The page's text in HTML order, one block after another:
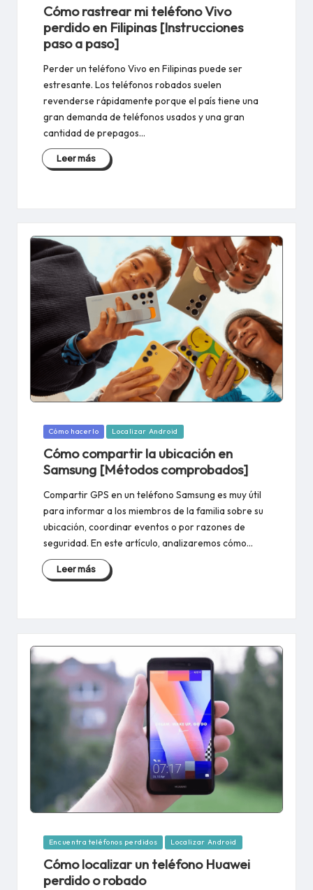
Cómo rastrear mi teléfono Vivo
perdido en Filipinas [Instrucciones
paso a paso]
Perder un teléfono Vivo en Filipinas puede ser
estresante. Los teléfonos robados suelen
revenderse rápidamente porque el país tiene una
gran demanda de teléfonos usados y una gran
cantidad de prepagos…
Leer más
Publicado
Cómo hacerlo Localizar Android
Cómo compartir la ubicación en
Samsung [Métodos comprobados]
Compartir GPS en un teléfono Samsung es muy útil
para informar a los miembros de la familia sobre su
ubicación, coordinar eventos o por razones de
seguridad. En este artículo, analizaremos cómo…
Leer más
Publicado
Encuentra teléfonos perdidos Localizar Android
Cómo localizar un teléfono Huawei
perdido o robado